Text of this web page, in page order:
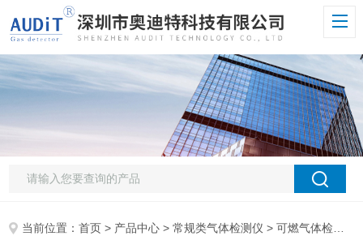
当前位置：首页 > 产品中心 >常规类气体检测仪 >可燃气体检测仪